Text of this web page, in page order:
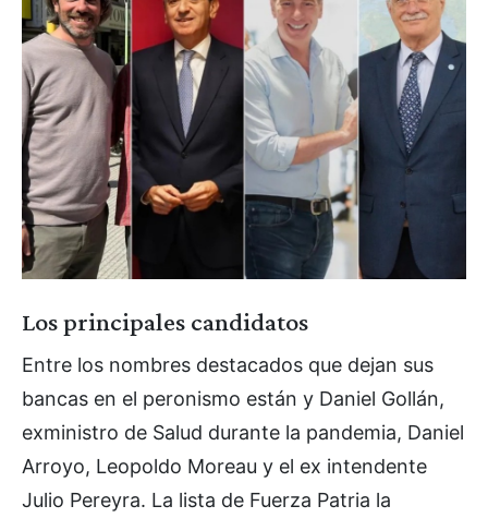
Los principales candidatos
Entre los nombres destacados que dejan sus
bancas en el peronismo están y Daniel Gollán,
exministro de Salud durante la pandemia, Daniel
Arroyo, Leopoldo Moreau y el ex intendente
Julio Pereyra. La lista de Fuerza Patria la